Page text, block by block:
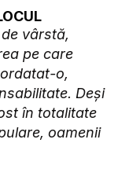
vârstă,
pe care
o,
Deși
în totalitate
oamenii